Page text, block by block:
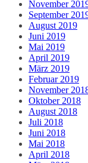
November
September
August 2019
Juni 2019
Mai 2019
April 2019
März 2019
Februar 2019
November
Oktober 2018
August 2018
Juli 2018
Juni 2018
Mai 2018
April 2018